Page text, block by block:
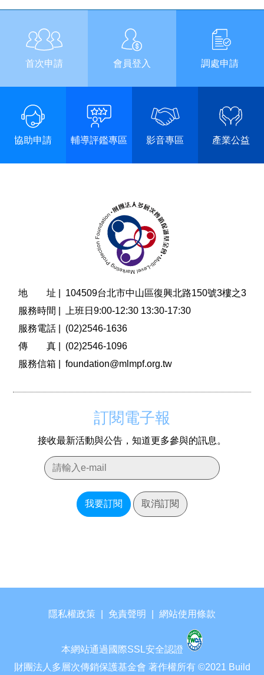
首次申請 會員登入 調處申請
協助申請 輔導評鑑專區 影音專區 產業公益
地 址 |
104509台北市中山區復興北路150號3樓之3
服務時間 |
上班日9:00-12:30 13:30-17:30
服務電話 |
(02)2546-1636
傳 真 |
(02)2546-1096
服務信箱 |
foundation@mlmpf.org.tw
訂閱電子報
接收最新活動與公告，知道更多參與的訊息。
我要訂閱 取消訂閱
隱私權政策 免責聲明 網站使用條款
本網站通過國際SSL安全認證
財團法人多層次傳銷保護基金會 著作權所有 ©2021 Build